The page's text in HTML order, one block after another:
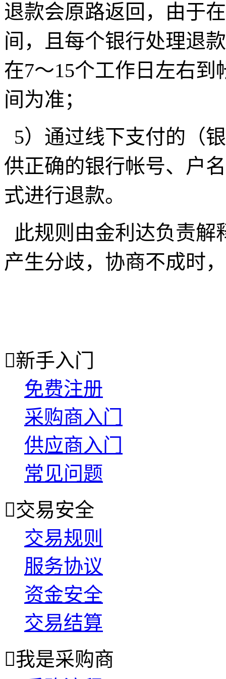
退款会原路返回，由于
间，且每个银行处理退
在7～15个工作日左右
间为准；
5）通过线下支付的（
供正确的银行帐号、户
式进行退款。
此规则由金利达负责
产生分歧，协商不成时
新手入门
免费注册
采购商入门
供应商入门
常见问题
交易安全
交易规则
服务协议
资金安全
交易结算
我是采购商